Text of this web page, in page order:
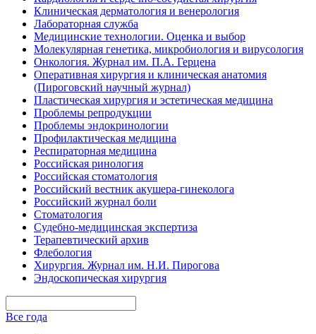
Клиническая дерматология и венерология
Лабораторная служба
Медицинские технологии. Оценка и выбор
Молекулярная генетика, микробиология и вирусология
Онкология. Журнал им. П.А. Герцена
Оперативная хирургия и клиническая анатомия
(Пироговский научный журнал)
Пластическая хирургия и эстетическая медицина
Проблемы репродукции
Проблемы эндокринологии
Профилактическая медицина
Респираторная медицина
Российская ринология
Российская стоматология
Российский вестник акушера-гинеколога
Российский журнал боли
Стоматология
Судебно-медицинская экспертиза
Терапевтический архив
Флебология
Хирургия. Журнал им. Н.И. Пирогова
Эндоскопическая хирургия
Все года